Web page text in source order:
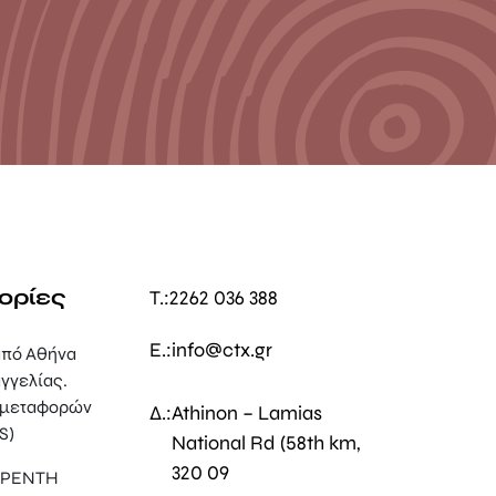
Αθήνα
ΡΕΝΤΗ
T.:2262 036 388
E.:info@ctx.gr
Δ.:Athinon – Lamias
National Rd (58th km,
320 09